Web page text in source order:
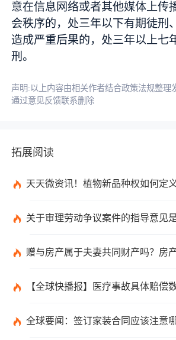
意在信息网络或者其他媒体上传
会秩序的，处三年以下有期徒刑
造成严重后果的，处三年以上七
刑。
声明:以上内容由相关作者结合政策法规整理
通过意见反馈联系删除
拓展阅读
天天微资讯！植物新品种权如何定义的？植物新品种权应符合什么
关于审理劳动争议案件的指导意见是什么？法院审理劳动争议案件的条件是
赠与房产属于夫妻共同财产吗？房产赠与和过户哪个
【全球快播报】医疗事故具体赔偿数额是多少？医疗事故技术鉴定有什么重
全球要闻：签订家装合同应该注意哪些事项？签订家装合同需要房屋所有人签